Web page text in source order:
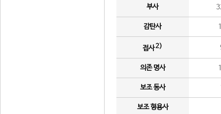
부사
감탄사
접사2)
의존 명사
보조 동사
보조 형용사